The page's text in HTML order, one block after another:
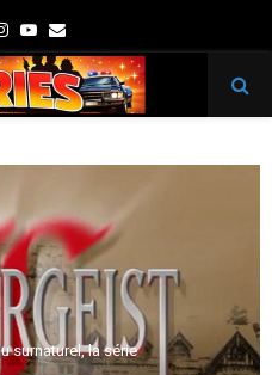
Instagram
Youtube
Email
surnaturel, la série